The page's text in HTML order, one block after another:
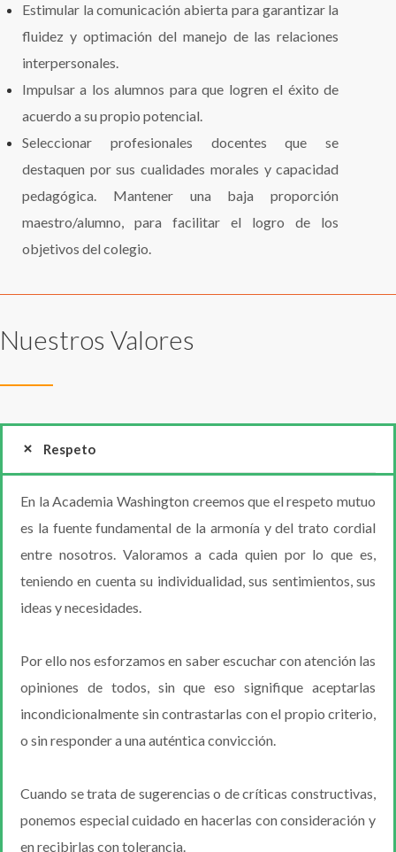
Estimular la comunicación abierta para garantizar la
fluidez y optimación del manejo de las relaciones
interpersonales.
Impulsar a los alumnos para que logren el éxito de
acuerdo a su propio potencial.
Seleccionar profesionales docentes que se
destaquen por sus cualidades morales y capacidad
pedagógica. Mantener una baja proporción
maestro/alumno, para facilitar el logro de los
objetivos del colegio.
Nuestros Valores
Respeto
En la Academia Washington creemos que el respeto mutuo
es la fuente fundamental de la armonía y del trato cordial
entre nosotros. Valoramos a cada quien por lo que es,
teniendo en cuenta su individualidad, sus sentimientos, sus
ideas y necesidades.
Por ello nos esforzamos en saber escuchar con atención las
opiniones de todos, sin que eso signifique aceptarlas
incondicionalmente sin contrastarlas con el propio criterio,
o sin responder a una auténtica convicción.
Cuando se trata de sugerencias o de críticas constructivas,
ponemos especial cuidado en hacerlas con consideración y
en recibirlas con tolerancia.